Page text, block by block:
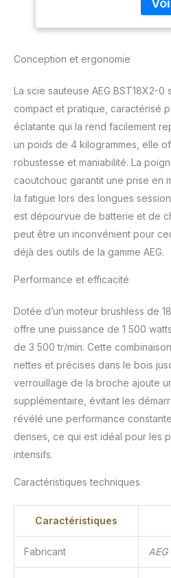
Conception et ergonomie
La scie sauteuse AEG BST18X2-
compact et pratique, caractérisé
éclatante qui la rend facilement
un poids de 4 kilogrammes, elle
robustesse et maniabilité. La
caoutchouc garantit une prise en
la fatigue lors des longues
est dépourvue de batterie et de
peut être un inconvénient pour
déjà des outils de la gamme AEG.
Performance et efficacité
Dotée d’un moteur brushless de
offre une puissance de 1 500
de 3 500 tr/min. Cette
nettes et précises dans le bois
verrouillage de la broche ajoute
supplémentaire, évitant les
révélé une performance
denses, ce qui est idéal pour les
intensifs.
Caractéristiques techniques
Caractéristiques
Fabricant AEG